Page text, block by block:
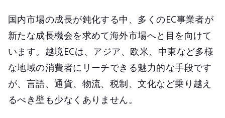
国内市場の成長が鈍化する中、多くのEC事業者が
新たな成長機会を求めて海外市場へと目を向けて
います。越境ECは、アジア、欧米、中東など多様
な地域の消費者にリーチできる魅力的な手段です
が、言語、通貨、物流、税制、文化など乗り越え
るべき壁も少なくありません。